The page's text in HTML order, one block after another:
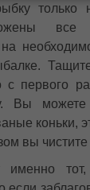
только
с первого
Вы
коньки,
вы чистите
именно